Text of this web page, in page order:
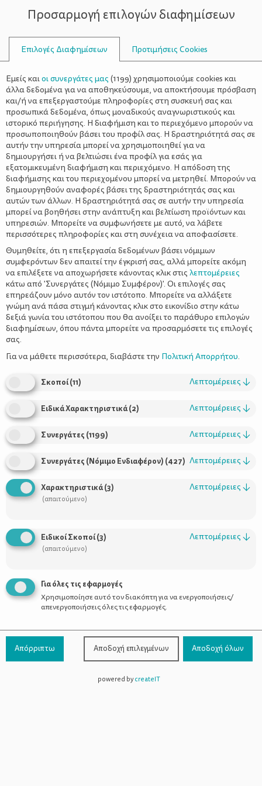
ΣΥΜΒΟΥΛΟΙ
ΙΣΤΟΡΊΕΣ
Ιστορίες παιχνιδιών για το
αυτοκίνητο!
Χρήσιμοι Σύνδεσμοι
Προϊόντα
Επικοινωνία
800-1199-800(από σταθερό,
χωρίς χρέωση)
Προσαρμογή επιλογών διαφημίσεων
Επιλογές Διαφημίσεων Προτιμήσεις Cookies
Εμείς καιοι συνεργάτες μας (1199) χρησιμοποιούμε cookies και
άλλα δεδομένα για να αποθηκεύσουμε, να αποκτήσουμε πρόσβαση
και/ή να επεξεργαστούμε πληροφορίες στη συσκευή σας και
προσωπικά δεδομένα, όπως μοναδικούς αναγνωριστικούς και
ιστορικό περιήγησης. Η διαφήμιση και το περιεχόμενο μπορούν να
προσωποποιηθούν βάσει του προφίλ σας. Η δραστηριότητά σας σε
αυτήν την υπηρεσία μπορεί να χρησιμοποιηθεί για να
δημιουργήσει ή να βελτιώσει ένα προφίλ για εσάς για
εξατομικευμένη διαφήμιση και περιεχόμενο. Η απόδοση της
διαφήμισης και του περιεχομένου μπορεί να μετρηθεί. Μπορούν να
δημιουργηθούν αναφορές βάσει της δραστηριότητάς σας και
αυτών των άλλων. Η δραστηριότητά σας σε αυτήν την υπηρεσία
μπορεί να βοηθήσει στην ανάπτυξη και βελτίωση προϊόντων και
υπηρεσιών. Μπορείτε να συμφωνήσετε με αυτό, να λάβετε
περισσότερες πληροφορίες και στη συνέχεια να αποφασίσετε.
Θυμηθείτε, ότι η επεξεργασία δεδομένων βάσει νόμιμων
συμφερόντων δεν απαιτεί την έγκρισή σας, αλλά μπορείτε ακόμη
να επιλέξετε να αποχωρήσετε κάνοντας κλικ στις λεπτομέρειες
κάτω από 'Συνεργάτες (Νόμιμο Συμφέρον)'. Οι επιλογές σας
επηρεάζουν μόνο αυτόν τον ιστότοπο. Μπορείτε να αλλάξετε
γνώμη ανά πάσα στιγμή κάνοντας κλικ στο εικονίδιο στην κάτω
δεξιά γωνία του ιστότοπου που θα ανοίξει το παράθυρο επιλογών
διαφημίσεων, όπου πάντα μπορείτε να προσαρμόσετε τις επιλογές
σας.
Για να μάθετε περισσότερα, διαβάστε την Πολιτική Απορρήτου.
Σκοποί(11) Λεπτομέρειες ↓
Ειδικά Χαρακτηριστικά(2) Λεπτομέρειες ↓
Συνεργάτες (1199) Λεπτομέρειες ↓
Συνεργάτες (Νόμιμο Ενδιαφέρον) (427) Λεπτομέρειες ↓
Χαρακτηριστικά(3)
(απαιτούμενο)
Λεπτομέρειες ↓
Ειδικοί Σκοποί(3)
(απαιτούμενο)
Λεπτομέρειες ↓
Για όλες τις εφαρμογές
Χρησιμοποίησε αυτό τον διακόπτη για να ενεργοποιήσεις/
απενεργοποιήσεις όλες τις εφαρμογές.
Απόρριπτω Αποδοχή επιλεγμένων Αποδοχή όλων
powered bycreateIT